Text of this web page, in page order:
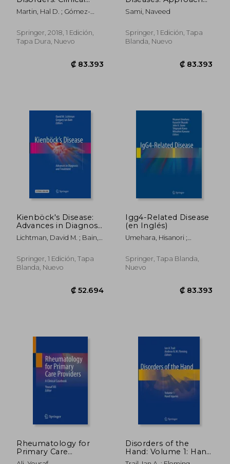
₡
Evaluation and
Management (en
Martin, Hal D. ; Gómez-
Springer, 2018, 1 Edición,
Tapa Dura, Nuevo
and Management (en
Inglés)
Sami, Naveed
Springer, 1 Edición, Tapa
Blanda, Nuevo
Kienböck's Disease:
Advances in Diagnosis
and Treatment (en
Inglés)
Lichtman, David M. ; Bain,
Springer, 1 Edición, Tapa
Blanda, Nuevo
Igg4-Related Disease
(en Inglés)
Umehara, Hisanori ;
John H.
Springer, Tapa Blanda,
Nuevo
Rheumatology for
Primary Care
Providers: A Clinical
Disorders of the
Hand: Volume 1: Hand
Injuries (en Inglés)